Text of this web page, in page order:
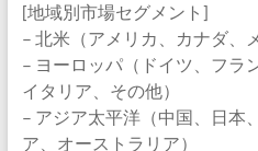
[地域別市場セグメント]
– 北米（アメリカ、カナダ、
– ヨーロッパ（ドイツ、フラ
イタリア、その他）
– アジア太平洋（中国、日本
ア、オーストラリア）